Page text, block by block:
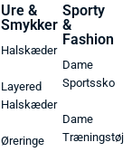
Ure &
Smykker
Halskæder
Layered
Halskæder
Øreringe
Sporty
&
Fashion
Dame
Sportssko
Dame
Træningstøj